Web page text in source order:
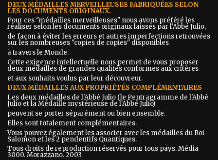
DEUX MÉDAILLES MERVEILLEUSES FABRIQUÉES SELON
LES DOCUMENTS ORIGINAUX.
Pour ces "médailles merveilleuses" nous avons préféré les
réaliser selon les documents originaux laissés par l'Abbé Julio,
de façon à éviter les erreurs et autres imperfections retrouvées
sur les nombreuses "copies de copies" disponibles
à travers le Monde.
Cette exigence intellectuelle nous permet de vous proposer
deux médailles de grandes qualités conformes aux critères
et aux souhaits voulus par leur découvreur.
DEUX MÉDAILLES AUX PROPRIÉTÉS COMPLÉMENTAIRES
Les deux médailles de l'Abbé Julio (le Pentragramme de l'Abbé
Julio et la Médaille mystérieuse de l'Abbé Julio)
peuvent se porter séparément ou bien ensemble.
Elles sont totalement complémentaires.
Vous pouvez également les associer avec les médailles du Roi
Salomon et les 2 pendentifs Quantiques.
Tous droits de reproduction réservés pour tous pays. Média
3000. Morazzano. 2003